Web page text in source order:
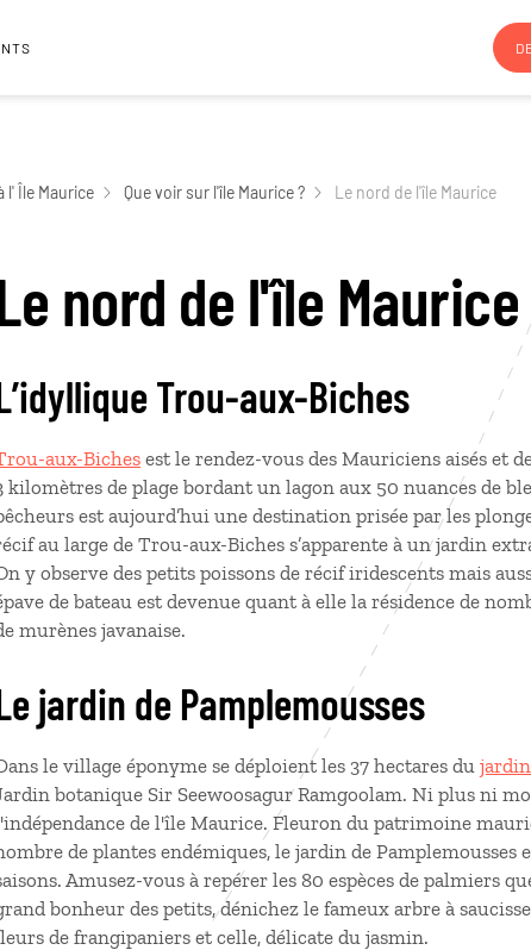
l' Île Maurice Que voir sur l'île Maurice ? Le nord de l'île Maurice
nord de l'île Maurice
L’idyllique Trou-aux-Biches
aux-Biches est le rendez-vous des Mauriciens aisés et
kilomètres de plage bordant un lagon aux 50 nuances de
est aujourd’hui une destination prisée par les
au large de Trou-aux-Biches s’apparente à un jardin
y observe des petits poissons de récif iridescents mais
de bateau est devenue quant à elle la résidence de
murènes javanaise.
Le jardin de Pamplemousses
le village éponyme se déploient les 37 hectares du
botanique Sir Seewoosagur Ramgoolam. Ni plus ni
de l'île Maurice. Fleuron du patrimoine
de plantes endémiques, le jardin de
Amusez-vous à repérer les 80 espèces de palmiers
bonheur des petits, dénichez le fameux arbre à
de frangipaniers et celle, délicate du jasmin.